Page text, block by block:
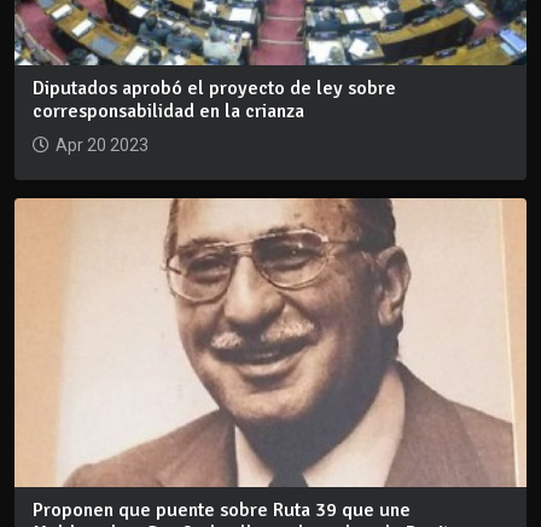
Diputados aprobó el proyecto de ley sobre
corresponsabilidad en la crianza
Apr 20 2023
Proponen que puente sobre Ruta 39 que une